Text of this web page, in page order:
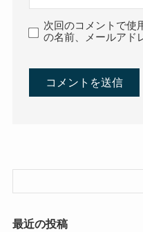
次回のコメントで使
の名前、メールアド
最近の投稿